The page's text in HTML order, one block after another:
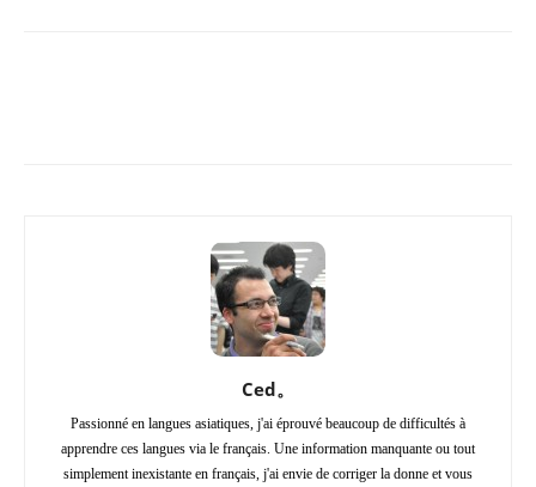
Ced。
Passionné en langues asiatiques, j'ai éprouvé beaucoup de difficultés à
apprendre ces langues via le français. Une information manquante ou tout
simplement inexistante en français, j'ai envie de corriger la donne et vous